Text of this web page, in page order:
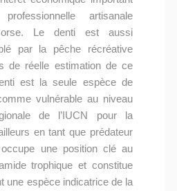
artisanale
Le denti est aussi
par la pêche récréative
de réelle estimation de ce
est la seule espèce de
vulnérable au niveau
de l’IUCN pour la
en tant que prédateur
une position clé au
trophique et constitue
une espèce indicatrice de la